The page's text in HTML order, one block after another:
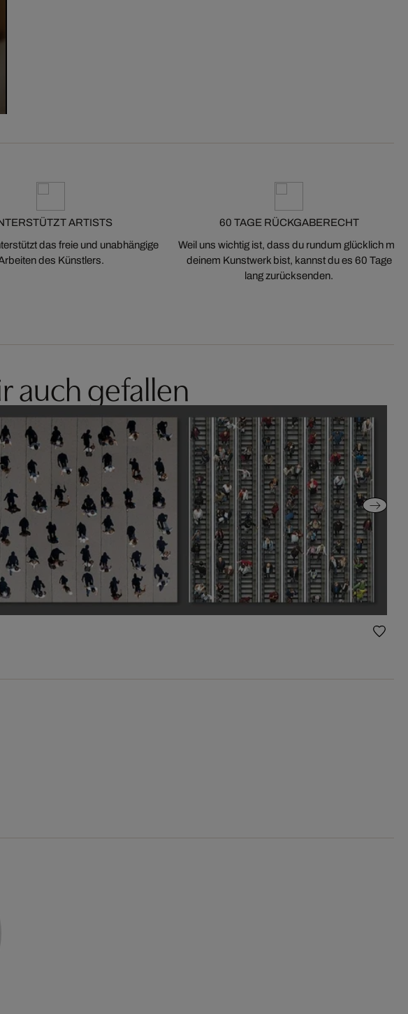
ARTISTS
das freie und unabhängige
des Künstlers.
60 TAGE RÜCKGABERECHT
Weil uns wichtig ist, dass du rundum glücklich mit
deinem Kunstwerk bist, kannst du es 60 Tage
lang zurücksenden.
auch gefallen